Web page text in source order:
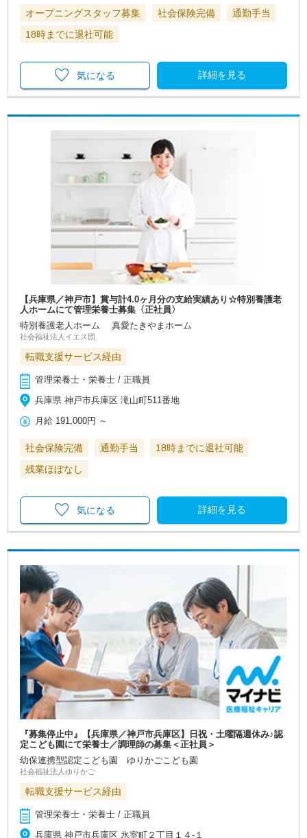
オープニングスタッフ募集 社会保険完備
通勤手当
18時までに退社可能
詳細を見る
気になる
【兵庫県／神戸市】賞与計4.0ヶ月分の支給実績あり☆特別養護老
人ホームにて管理栄養士募集〈正社員〉
特別養護老人ホーム 真愛たきやまホーム
社会福祉法人イエス団
転職支援サービス経由
管理栄養士・栄養士 / 正職員
兵庫県 神戸市兵庫区 滝山町511番地
月給 191,000円 ～
社会保険完備 通勤手当
18時までに退社可能
残業ほぼなし
詳細を見る
気になる
『募集停止中』【兵庫県／神戸市兵庫区】日祝・土曜隔週休み♪認
定こども園にて栄養士／調理師の募集＜正社員＞
幼保連携型認定こども園 ゆりかごこども園
社会福祉法人ゆりかご
転職支援サービス経由
管理栄養士・栄養士 / 正職員
兵庫県 神戸市兵庫区 氷室町２丁目１４-１